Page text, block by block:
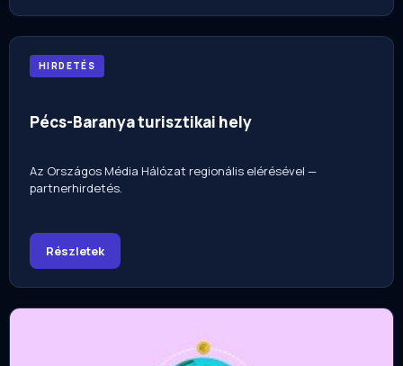
HIRDETÉS
Pécs-Baranya turisztikai hely
Az Országos Média Hálózat regionális elérésével —
partnerhirdetés.
Részletek